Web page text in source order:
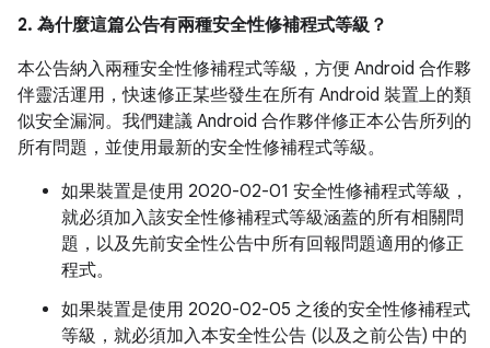
2. 為什麼這篇公告有兩種安全性修補程式等級？
本公告納入兩種安全性修補程式等級，方便 Android 合作夥
伴靈活運用，快速修正某些發生在所有 Android 裝置上的類
似安全漏洞。我們建議 Android 合作夥伴修正本公告所列的
所有問題，並使用最新的安全性修補程式等級。
如果裝置是使用 2020-02-01 安全性修補程式等級，
就必須加入該安全性修補程式等級涵蓋的所有相關問
題，以及先前安全性公告中所有回報問題適用的修正
程式。
如果裝置是使用 2020-02-05 之後的安全性修補程式
等級，就必須加入本安全性公告 (以及之前公告) 中的